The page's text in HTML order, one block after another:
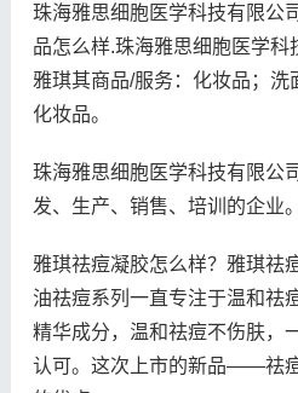
珠海雅思细胞医学科技有限公
品怎么样.珠海雅思细胞医学
雅琪其商品/服务：化妆品；洗
化妆品。
珠海雅思细胞医学科技有限公
发、生产、销售、培训的企业。
雅琪祛痘凝胶怎么样？雅琪祛
油祛痘系列一直专注于温和祛
精华成分，温和祛痘不伤肤，
认可。这次上市的新品——祛